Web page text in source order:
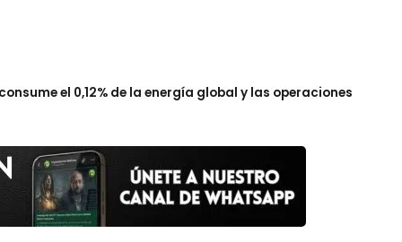
el 0,12% de la energía global y las operaciones